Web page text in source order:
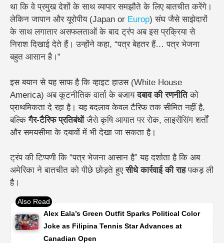
था कि वे प्रमुख देशों के साथ व्यापार समझौते के लिए बातचीत करेंगे।
लेकिन जापान और यूरोपीय (Japan or Europ) संघ जैसे साझेदारों
के साथ लगातार असफलताओं के बाद ट्रंप अब इस प्रक्रिया से
निराश दिखाई देते हैं। उन्होंने कहा, “पत्र बेहतर हैं… पत्र भेजना
बहुत आसान है।”
इस बयान से यह साफ है कि व्हाइट हाउस (White House
America) अब कूटनीतिक वार्ता के बजायदबाव की रणनीतिको
प्राथमिकता दे रहा है। यह बदलाव केवल टैरिफ तक सीमित नहीं है,
बल्किगैर-टैरिफ प्रतिबंधोंजैसे कृषि आयात पर रोक, लाइसेंसिंग शर्तों
और समयसीमा के दबावों में भी देखा जा सकता है।
ट्रंप की टिप्पणी कि “पत्र भेजना आसान है” यह दर्शाता है कि अब
अमेरिका ने बातचीत को पीछे छोड़ते हुएसीधे कार्रवाई की राहपकड़ ली
है।
Alex Eala’s Green Outfit Sparks Political Color
Joke as Filipina Tennis Star Advances at
Canadian Open